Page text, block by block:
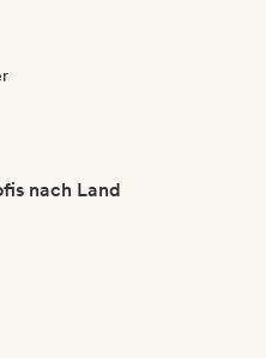
nach Land